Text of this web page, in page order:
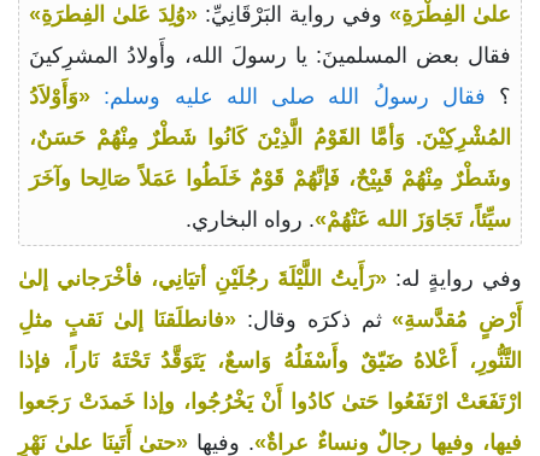
علىٰ الفِطْرَةِ» وفي رواية البَرْقَانِيِّ: «وُلِدَ عَلىٰ الفِطرَةِ»
فقال بعض المسلمينَ: يا رسولَ الله، وأَولادُ المشرِكينَ
؟ فقال رسولُ الله صلى الله عليه وسلم: «وَأَوْلاَدُ
المُشْرِكِيْنَ. وَأمَّا القَوْمُ الَّذِيْنَ كَانُوا شَطْرٌ مِنْهُمْ حَسَنٌ،
وشَطْرٌ مِنْهُمْ قَبِيْحٌ، فَإنَّهُمْ قَوْمٌ خَلَطُوا عَمَلاً صَالِحا وآخَرَ
سيِّئاً، تَجَاوَزَ الله عَنْهُمْ». رواه البخاري.
وفي روايةٍ له: «رَأَيتُ اللَّيْلَةَ رجُلَيْنِ أتيَانِي، فأخْرَجاني إلىٰ
أَرْضٍ مُقدَّسةِ»ثم ذكرَه وقال: «فانطلَقنَا إلىٰ نَقبٍ مثلِ
التَّنُّورِ، أَعْلاهُ ضَيّقٌ وأَسْفَلُهُ وَاسعٌ، يَتَوَقَّدُ تَحْتَهُ نَاراً، فإذا
ارْتَفَعَتْ ارْتَفَعُوا حَتىٰ كادُوا أَنْ يَخْرُجُوا، وإذا خَمدَتْ رَجَعوا
فيها، وفيها رجالٌ ونساءٌ عراةٌ». وفيها «حتىٰ أَتَينَا علىٰ نَهْرٍ